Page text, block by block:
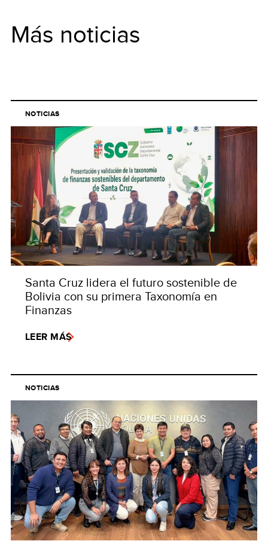
Más noticias
NOTICIAS
Santa Cruz lidera el futuro sostenible de
Bolivia con su primera Taxonomía en
Finanzas
LEER MÁS
NOTICIAS